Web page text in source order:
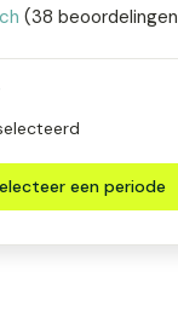
(38 beoordelingen
een periode